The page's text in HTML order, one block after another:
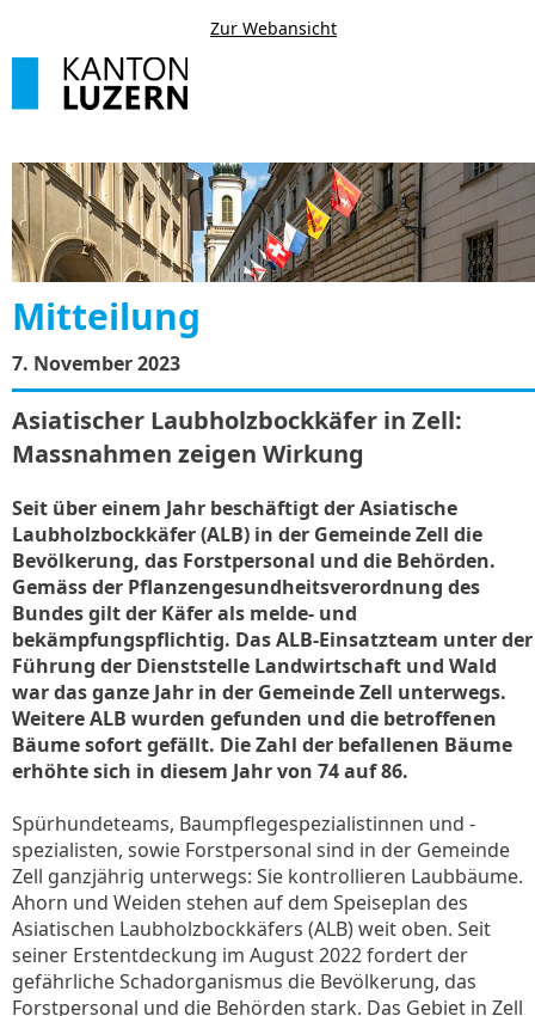
Zur Webansicht
Mitteilung
7. November 2023
Asiatischer Laubholzbockkäfer in Zell:
Massnahmen zeigen Wirkung
Seit über einem Jahr beschäftigt der Asiatische
Laubholzbockkäfer (ALB) in der Gemeinde Zell die
Bevölkerung, das Forstpersonal und die Behörden.
Gemäss der Pflanzengesundheitsverordnung des
Bundes gilt der Käfer als melde- und
bekämpfungspflichtig. Das ALB-Einsatzteam unter der
Führung der Dienststelle Landwirtschaft und Wald
war das ganze Jahr in der Gemeinde Zell unterwegs.
Weitere ALB wurden gefunden und die betroffenen
Bäume sofort gefällt. Die Zahl der befallenen Bäume
erhöhte sich in diesem Jahr von 74 auf 86.
Spürhundeteams, Baumpflegespezialistinnen und -
spezialisten, sowie Forstpersonal sind in der Gemeinde
Zell ganzjährig unterwegs: Sie kontrollieren Laubbäume.
Ahorn und Weiden stehen auf dem Speiseplan des
Asiatischen Laubholzbockkäfers (ALB) weit oben. Seit
seiner Erstentdeckung im August 2022 fordert der
gefährliche Schadorganismus die Bevölkerung, das
Forstpersonal und die Behörden stark. Das Gebiet in Zell